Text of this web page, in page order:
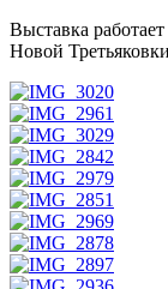
Выставка
Новой